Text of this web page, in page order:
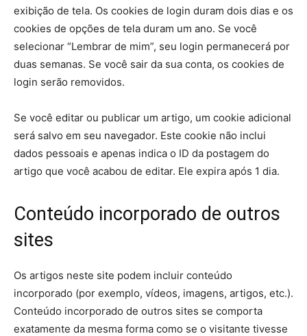
exibição de tela. Os cookies de login duram dois dias e os
cookies de opções de tela duram um ano. Se você
selecionar “Lembrar de mim”, seu login permanecerá por
duas semanas. Se você sair da sua conta, os cookies de
login serão removidos.
Se você editar ou publicar um artigo, um cookie adicional
será salvo em seu navegador. Este cookie não inclui
dados pessoais e apenas indica o ID da postagem do
artigo que você acabou de editar. Ele expira após 1 dia.
Conteúdo incorporado de outros
sites
Os artigos neste site podem incluir conteúdo
incorporado (por exemplo, vídeos, imagens, artigos, etc.).
Conteúdo incorporado de outros sites se comporta
exatamente da mesma forma como se o visitante tivesse